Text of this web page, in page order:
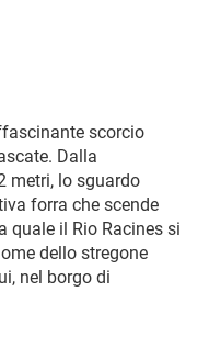
scorcio
Dalla
metri, lo sguardo
forra che scende
quale il Rio Racines si
dello stregone
nel borgo di